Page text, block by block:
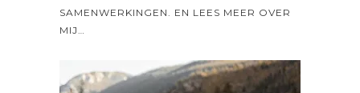
SAMENWERKINGEN. EN LEES MEER OVER
MIJ…